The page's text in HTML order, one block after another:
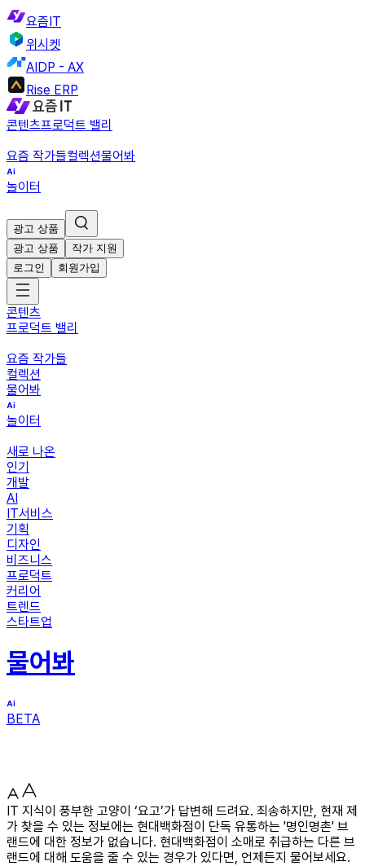
요즘IT
위시켓
AIDP - AX
Rise ERP
콘텐츠프로덕트 밸리
요즘 작가들컬렉션물어봐
놀이터
광고 상품
광고 상품
작가 지원
로그인
회원가입
콘텐츠
프로덕트 밸리
요즘 작가들
컬렉션
물어봐
놀이터
새로 나온
인기
개발
AI
IT서비스
기획
디자인
비즈니스
프로덕트
커리어
트렌드
스타트업
물어봐
BETA
IT 지식이 풍부한 고양이 ‘요고’가 답변해 드려요. 죄송하지만, 현재 제
가 찾을 수 있는 정보에는 현대백화점이 단독 유통하는 '명인명촌' 브
랜드에 대한 정보가 없습니다. 현대백화점이 소매로 취급하는 다른 브
랜드에 대해 도움을 줄 수 있는 경우가 있다면, 언제든지 물어보세요.